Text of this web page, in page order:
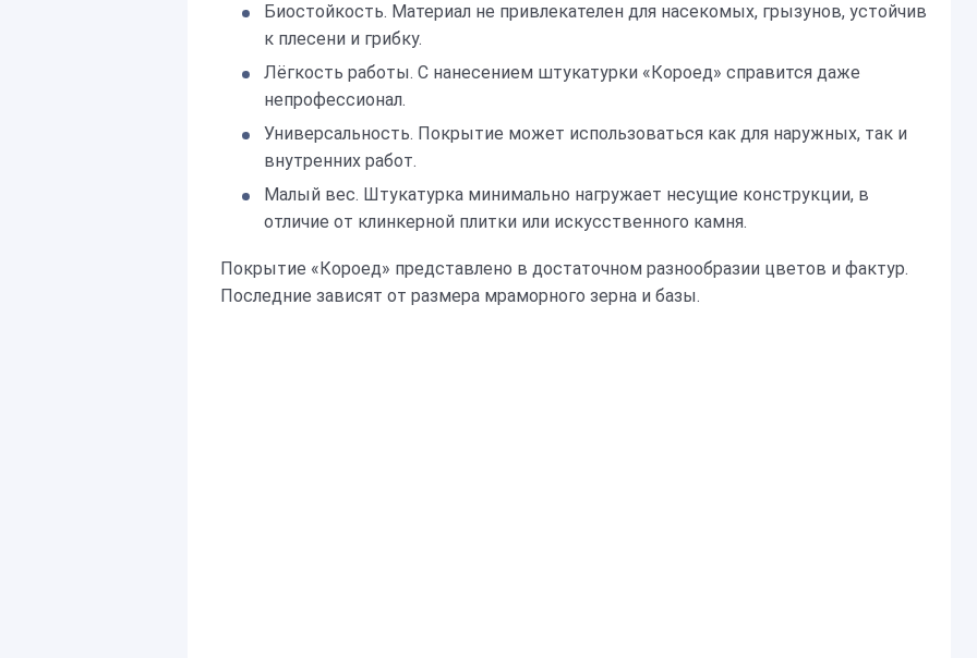
Биостойкость. Материал не привлекателен для насекомых, грызунов, устойчив
к плесени и грибку.
Лёгкость работы. С нанесением штукатурки «Короед» справится даже
непрофессионал.
Универсальность. Покрытие может использоваться как для наружных, так и
внутренних работ.
Малый вес. Штукатурка минимально нагружает несущие конструкции, в
отличие от клинкерной плитки или искусственного камня.
Покрытие «Короед» представлено в достаточном разнообразии цветов и фактур.
Последние зависят от размера мраморного зерна и базы.